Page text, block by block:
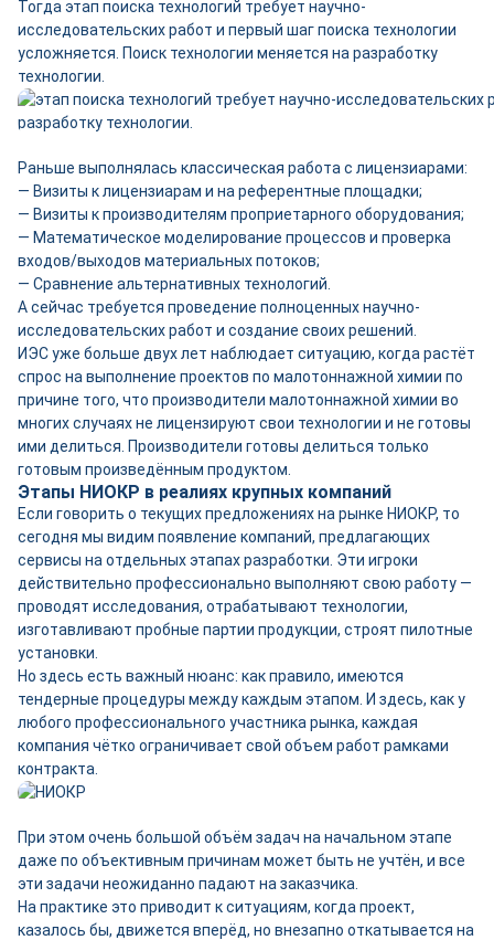
Тогда этап поиска технологий требует научно-
исследовательских работ и первый шаг поиска технологии
усложняется. Поиск технологии меняется на разработку
технологии.
Раньше выполнялась классическая работа с лицензиарами:
— Визиты к лицензиарам и на референтные площадки;
— Визиты к производителям проприетарного оборудования;
— Математическое моделирование процессов и проверка
входов/выходов материальных потоков;
— Сравнение альтернативных технологий.
А сейчас требуется проведение полноценных научно-
исследовательских работ и создание своих решений.
ИЭС уже больше двух лет наблюдает ситуацию, когда растёт
спрос на выполнение проектов по малотоннажной химии по
причине того, что производители малотоннажной химии во
многих случаях не лицензируют свои технологии и не готовы
ими делиться. Производители готовы делиться только
готовым произведённым продуктом.
Этапы НИОКР в реалиях крупных компаний
Если говорить о текущих предложениях на рынке НИОКР, то
сегодня мы видим появление компаний, предлагающих
сервисы на отдельных этапах разработки. Эти игроки
действительно профессионально выполняют свою работу —
проводят исследования, отрабатывают технологии,
изготавливают пробные партии продукции, строят пилотные
установки.
Но здесь есть важный нюанс: как правило, имеются
тендерные процедуры между каждым этапом. И здесь, как у
любого профессионального участника рынка, каждая
компания чётко ограничивает свой объем работ рамками
контракта.
При этом очень большой объём задач на начальном этапе
даже по объективным причинам может быть не учтён, и все
эти задачи неожиданно падают на заказчика.
На практике это приводит к ситуациям, когда проект,
казалось бы, движется вперёд, но внезапно откатывается на